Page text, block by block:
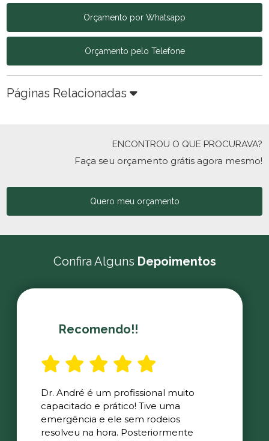
Orçamento por Whatsapp
Orçamento pelo Telefone
Páginas Relacionadas
ENCONTROU O QUE PROCURAVA?
Faça seu orçamento grátis agora mesmo!
Quero meu orçamento
Confira Alguns Depoimentos
Recomendo!!
Dr. André é um profissional muito
capacitado e prático! Tive uma
emergência e ele sem rodeios
resolveu na hora. Posteriormente